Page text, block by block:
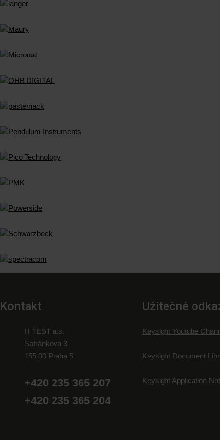
Kontakt
H TEST a.s.
Šafránkova 3
155 00 Praha 5
+420 235 365 207
+420 235 365 204
Užitečné
Keysight Youtube
Keysight Document
Keysight Application